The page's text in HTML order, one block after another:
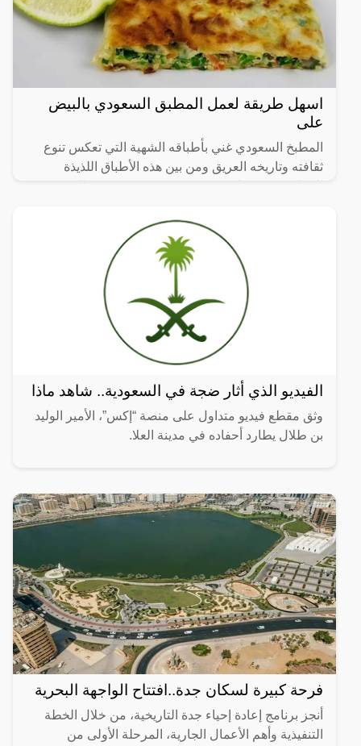
اسهل طريقة لعمل المطبق السعودي بالبيض
على
المطبخ السعودي غني بأطباقه الشهية التي تعكس تنوع
ثقافته وتاريخه العريق ومن بين هذه الأطباق اللذيذة
الفيديو الذي أثار ضجة في السعودية.. شاهد ماذا
وثق مقطع فيديو متداول على منصة “إكس”، الأمير الوليد
بن طلال يطارد أحفاده في مدينة العلا.
فرحة كبيرة لسكان جدة..افتتاح الواجهة البحرية
أنجز برنامج إعادة إحياء جدة التاريخية، من خلال الخطة
التنفيذية وأهم الأعمال الجارية، المرحلة الأولى من